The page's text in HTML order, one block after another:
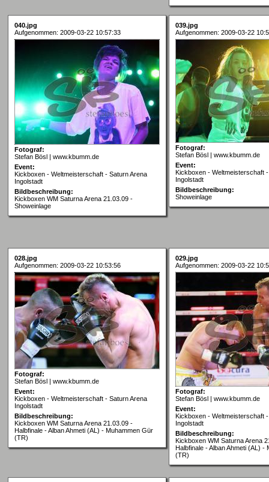
040.jpg
Aufgenommen: 2009-03-22 10:57:33
Fotograf:
Stefan Bösl | www.kbumm.de
Event:
Kickboxen - Weltmeisterschaft - Saturn Arena
Ingolstadt
Bildbeschreibung:
Kickboxen WM Saturna Arena 21.03.09 -
Showeinlage
039.jpg
Aufgenommen: 2009-03-22
Fotograf:
Stefan Bösl | www.kbumm.de
Event:
Kickboxen - Weltmeisterschaft
Ingolstadt
Bildbeschreibung:
Showeinlage
028.jpg
Aufgenommen: 2009-03-22 10:53:56
Fotograf:
Stefan Bösl | www.kbumm.de
Event:
Kickboxen - Weltmeisterschaft - Saturn Arena
Ingolstadt
Bildbeschreibung:
Kickboxen WM Saturna Arena 21.03.09 -
Halbfinale - Alban Ahmeti (AL) - Muhammen Gür
(TR)
029.jpg
Aufgenommen: 2009-03-22
Fotograf:
Stefan Bösl | www.kbumm.de
Event:
Kickboxen - Weltmeisterschaft
Ingolstadt
Bildbeschreibung:
Kickboxen WM Saturna Arena
Halbfinale - Alban Ahmeti (AL) -
(TR)